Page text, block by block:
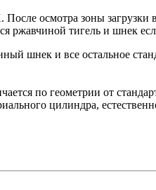
осмотра зоны загрузки
ржавчиной тигель и шнек
шнек и все остальное
по геометрии от
цилиндра,